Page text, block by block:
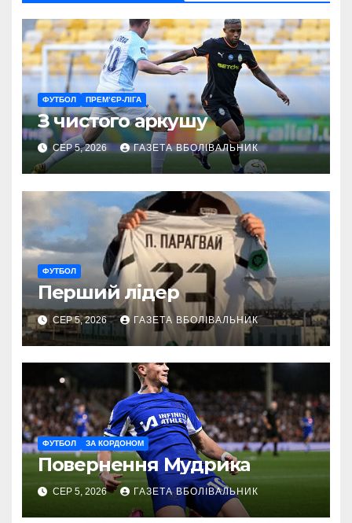
ФУТБОЛ ПРЕМ’ЄР-ЛІГА
З чистого аркушу
СЕР 5, 2026 ГАЗЕТА ВБОЛІВАЛЬНИК
ФУТБОЛ
Перший лідер
СЕР 5, 2026 ГАЗЕТА ВБОЛІВАЛЬНИК
ФУТБОЛ ЗА КОРДОНОМ
Повернення Мудрика
СЕР 5, 2026 ГАЗЕТА ВБОЛІВАЛЬНИК